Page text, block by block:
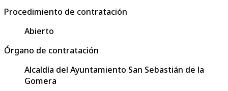
Procedimiento de contratación
Abierto
Órgano de contratación
Alcaldía del Ayuntamiento San Sebastián de la
Gomera